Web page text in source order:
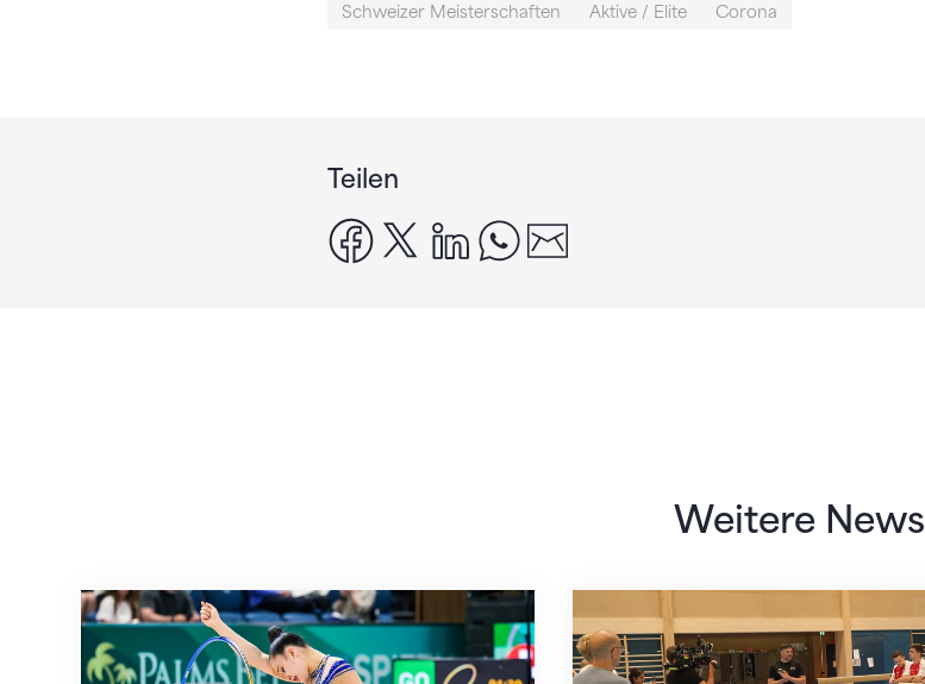
Schweizer Meisterschaften Aktive / Elite Corona
Teilen
facebook
x linkedinwhatsapp
Weitere News
Nächster Halt: Weltmeisterschaft Mit klaren Zielen nach Zagreb